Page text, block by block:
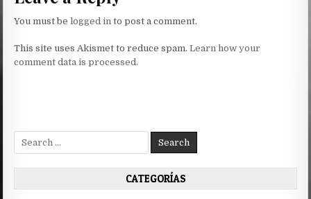
You must belogged in to post a comment.
This site uses Akismet to reduce spam.Learn how your
comment data is processed.
Search
for:
CATEGORÍAS